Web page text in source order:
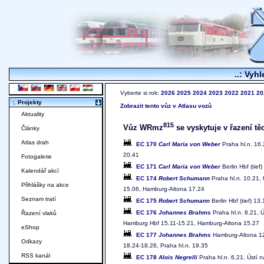
..:
Vyberte si rok: 2026 2025 2024 2023 2022 2021
Zobrazit tento vůz v Atlasu vozů
Vůz WRmz815 se vyskytuje v řazení
EC 170 Carl Maria von WeberPraha hl.n.
20.41
EC 171 Carl Maria von WeberBerlin Hbf (tief)
EC 174 Robert Schumann Praha hl.n. 10.21,
15.06, Hamburg-Altona 17.24
EC 175 Robert Schumann Berlin Hbf (tief)
EC 176 Johannes Brahms Praha hl.n. 8.21,
Hamburg Hbf 15.11-15.21, Hamburg-Altona 15.27
EC 177 Johannes Brahms Hamburg-Altona
18.24-18.26, Praha hl.n. 19.35
EC 178 Alois Negrelli Praha hl.n. 6.21, Ústí
:. Projekty
Aktuality
Články
Atlas drah
Fotogalerie
Kalendář akcí
Přihlášky na akce
Seznam tratí
Řazení vlaků
eShop
Odkazy
RSS kanál